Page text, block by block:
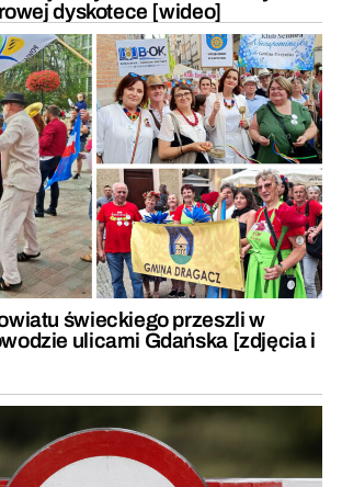
dyskotece [wideo]
świeckiego przeszli w
ulicami Gdańska [zdjęcia i